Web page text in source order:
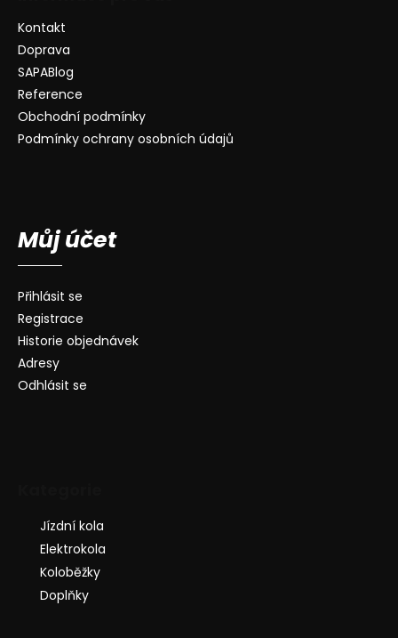
Kontakt
Doprava
SAPABlog
Reference
Obchodní podmínky
Podmínky ochrany osobních údajů
Můj účet
Přihlásit se
Registrace
Historie objednávek
Adresy
Odhlásit se
Jízdní kola
Elektrokola
Koloběžky
Doplňky